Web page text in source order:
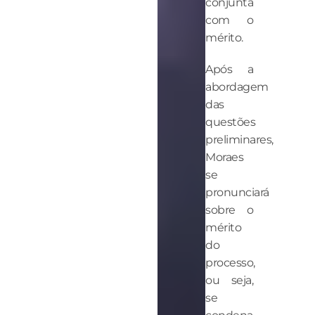
com o
mérito.
Após a
abordagem
das
questões
preliminares,
Moraes
se
pronunciará
sobre o
mérito
do
processo,
ou seja,
se